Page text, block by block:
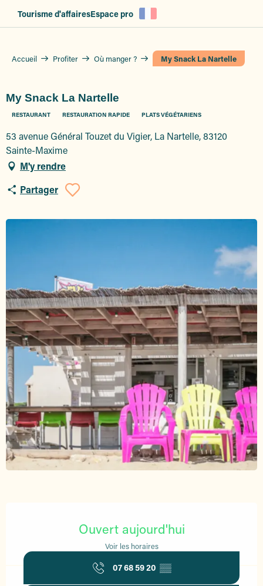
Tourisme d'affairesEspace pro
Accueil Profiter Où manger ? My Snack La Nartelle
My Snack La Nartelle
RESTAURANT RESTAURATION RAPIDE PLATS VÉGÉTARIENS
53 avenue Général Touzet du Vigier, La Nartelle, 83120
Sainte-Maxime
M'y rendre
Partager
Ajouter aux favoris
Ouvert aujourd'hui
Voir les horaires
07 68 59 20 ▒▒